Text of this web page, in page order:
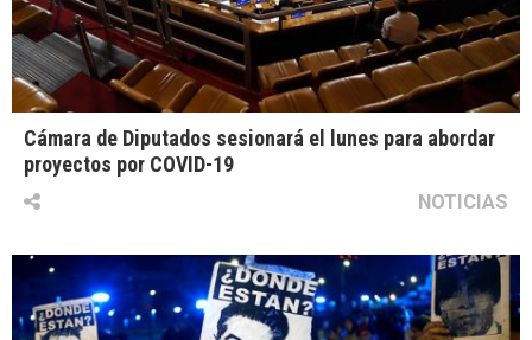
Cámara de Diputados sesionará el lunes para abordar
proyectos por COVID-19
NOTICIAS